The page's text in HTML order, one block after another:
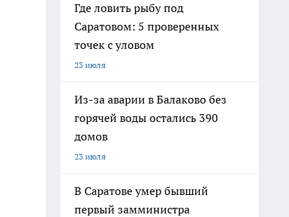
Где ловить рыбу под
Саратовом: 5 проверенных
точек с уловом
23 июля
Из-за аварии в Балаково без
горячей воды остались 390
домов
23 июля
В Саратове умер бывший
первый замминистра